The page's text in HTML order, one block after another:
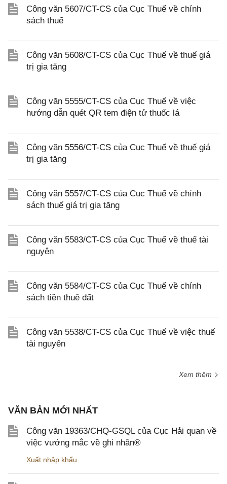
Công văn 5607/CT-CS của Cục Thuế về chính
sách thuế
Công văn 5608/CT-CS của Cục Thuế về thuế giá
trị gia tăng
Công văn 5555/CT-CS của Cục Thuế về việc
hướng dẫn quét QR tem điện tử thuốc lá
Công văn 5556/CT-CS của Cục Thuế về thuế giá
trị gia tăng
Công văn 5557/CT-CS của Cục Thuế về chính
sách thuế giá trị gia tăng
Công văn 5583/CT-CS của Cục Thuế về thuế tài
nguyên
Công văn 5584/CT-CS của Cục Thuế về chính
sách tiền thuê đất
Công văn 5538/CT-CS của Cục Thuế về việc thuế
tài nguyên
Xem thêm
VĂN BẢN MỚI NHẤT
Công văn 19363/CHQ-GSQL của Cục Hải quan về
việc vướng mắc về ghi nhãn®
Xuất nhập khẩu